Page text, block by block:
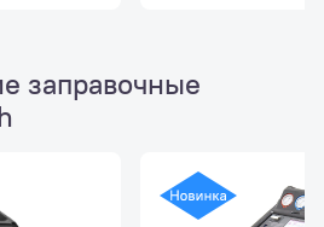
заправочные